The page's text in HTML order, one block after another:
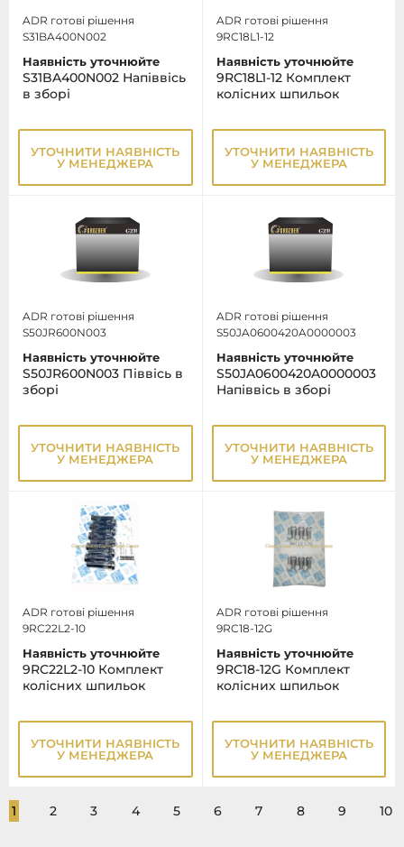
ADR готові рішення
S31BA400N002
Наявність уточнюйте
S31BA400N002 Напіввісь
в зборі
УТОЧНИТИ НАЯВНІСТЬ
У МЕНЕДЖЕРА
ADR готові рішення
9RC18L1-12
Наявність уточнюйте
9RC18L1-12 Комплект
колісних шпильок
УТОЧНИТИ НАЯВНІСТЬ
У МЕНЕДЖЕРА
ADR готові рішення
S50JR600N003
Наявність уточнюйте
S50JR600N003 Піввісь в
зборі
УТОЧНИТИ НАЯВНІСТЬ
У МЕНЕДЖЕРА
ADR готові рішення
S50JA0600420A0000003
Наявність уточнюйте
S50JA0600420A0000003
Напіввісь в зборі
УТОЧНИТИ НАЯВНІСТЬ
У МЕНЕДЖЕРА
ADR готові рішення
9RC22L2-10
Наявність уточнюйте
9RC22L2-10 Комплект
колісних шпильок
УТОЧНИТИ НАЯВНІСТЬ
У МЕНЕДЖЕРА
ADR готові рішення
9RC18-12G
Наявність уточнюйте
9RC18-12G Комплект
колісних шпильок
УТОЧНИТИ НАЯВНІСТЬ
У МЕНЕДЖЕРА
1 2 3 4 5 6 7 8 9 10